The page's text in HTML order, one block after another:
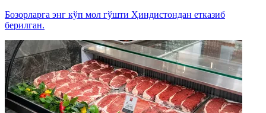
Бозорларга энг кўп мол гўшти Ҳиндистондан етказиб
берилган.